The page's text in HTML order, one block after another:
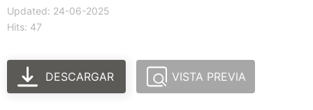
Updated: 24-06-2025
Hits: 47
DESCARGAR VISTA PREVIA